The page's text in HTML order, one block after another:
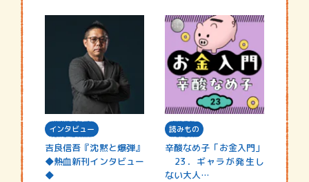
インタビュー
吉良信吾『沈黙と爆弾』
◆熱血新刊インタビュー
◆
読みもの
辛酸なめ子「お金入門」
23．ギャラが発生し
ない大人…